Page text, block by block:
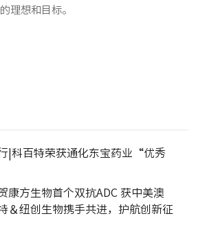
理想和目标。
|科百特荣获通化东宝药业“优秀
康方生物首个双抗ADC 获中美澳
＆纽创生物携手共进，护航创新征